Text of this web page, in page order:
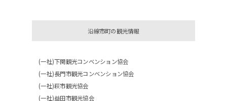
沿線市町の観光情報
(一社)下関観光コンベンション協会
(一社)長門市観光コンベンション協会
(一社)萩市観光協会
(一社)益田市観光協会